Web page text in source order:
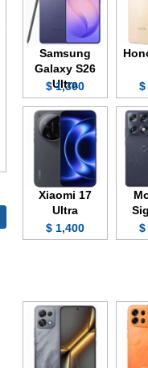
Samsung
Galaxy S26
Ultra
1,300 $
Xiaomi 17
Ultra
1,400 $